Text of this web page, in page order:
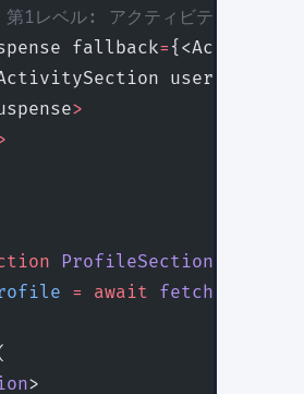
1レベル: アクティビティセクシ
fallback=
userId
>
ProfileSection
= await fetchProfile
>